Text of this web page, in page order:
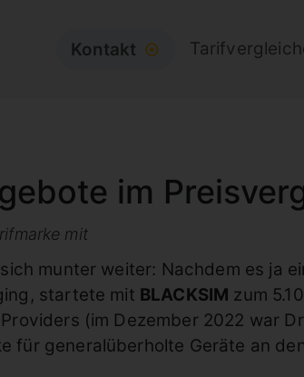
Kontakt ⦿
im
mit
munter weiter: Nachdem es ja
startete mit BLACKSIM zum
(im Dezember 2022 war
für generalüberholte Geräte an